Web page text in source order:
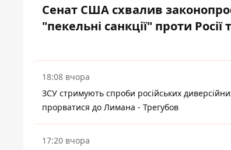
Сенат США схвалив
"пекельні санкції" проти Росії
18:08 вчора
ЗСУ стримують спроби російських
прорватися до Лимана - Трегубов
17:20 вчора